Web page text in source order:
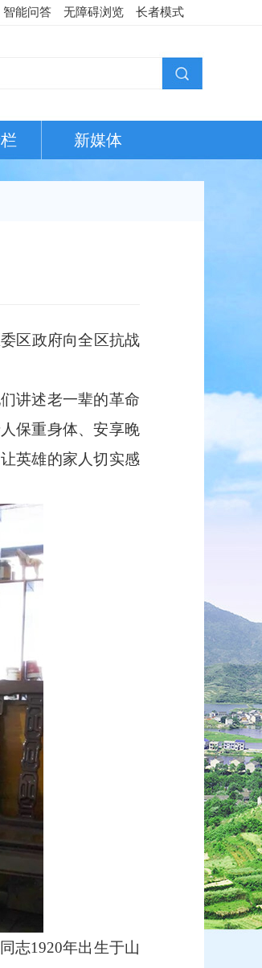
智能问答 无障碍浏览 长者模式
新媒体
区政府向全区抗战
讲述老一辈的革命
保重身体、安享晚
英雄的家人切实感
志1920年出生于山